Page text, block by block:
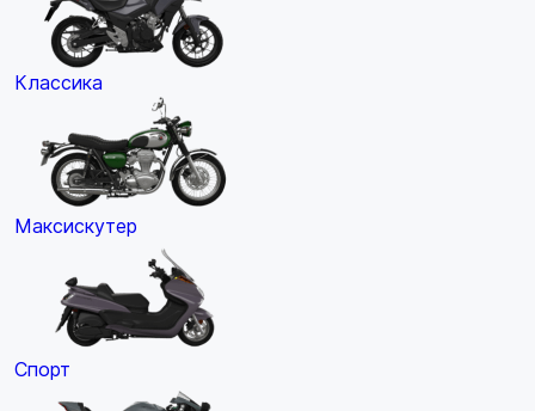
Классика
Максискутер
Спорт